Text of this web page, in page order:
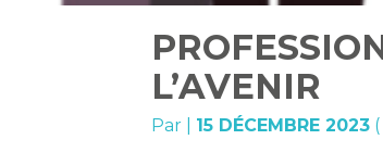
L’AVENIR
Par 15 DÉCEMBRE 2023